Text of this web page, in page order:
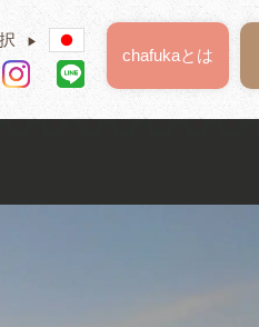
▶
chafukaとは